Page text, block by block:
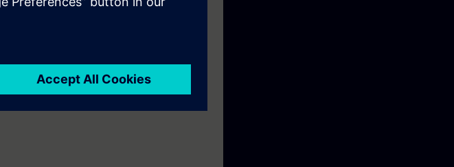
program.
brukes i andre programmer.
programmer.
få økt motivasjon.